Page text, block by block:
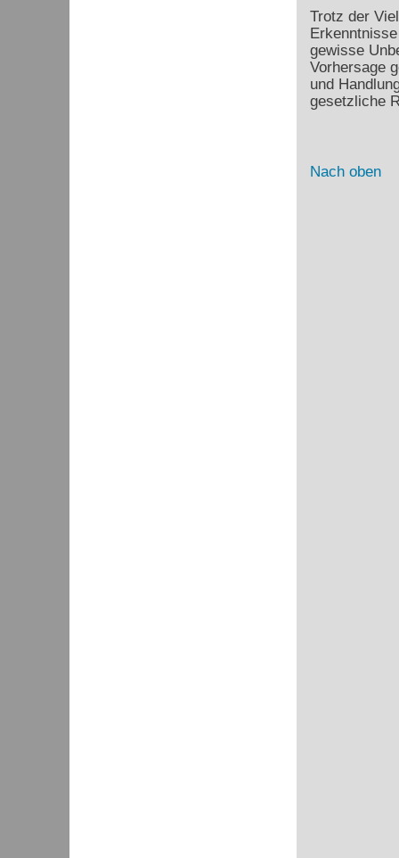
Trotz der
gewisse
Vorhersage
und
gesetzliche
Nach oben